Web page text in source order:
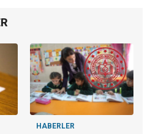
HABERLER